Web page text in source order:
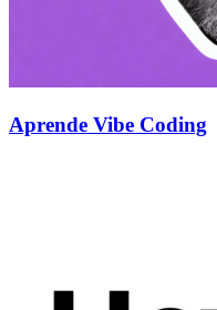
Aprende Vibe Coding